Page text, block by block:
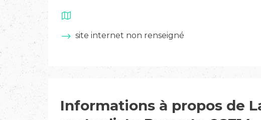
site internet non renseigné
Informations à propos de